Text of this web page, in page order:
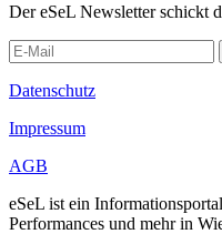
Der eSeL Newsletter schickt
Datenschutz
Impressum
AGB
eSeL ist ein
Performances und mehr in